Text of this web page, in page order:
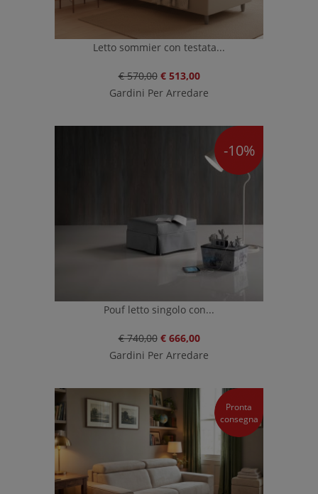
Letto sommier con testata...
€ 570,00 € 513,00
Gardini Per Arredare
-10%
Pouf letto singolo con...
€ 740,00 € 666,00
Gardini Per Arredare
Pronta
consegna